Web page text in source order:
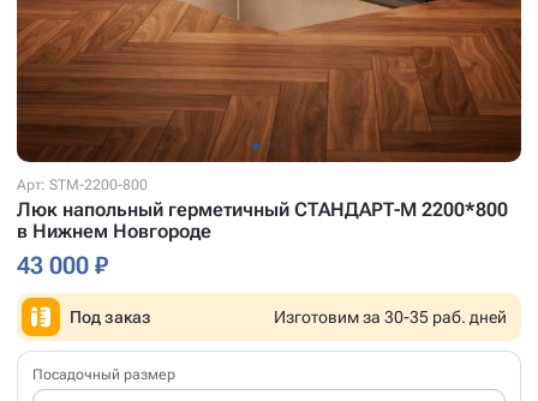
Арт: STM-2200-800
Люк напольный герметичный СТАНДАРТ-М 2200*800
в Нижнем Новгороде
43 000 ₽
Под заказ Изготовим за 30-35 раб. дней
Посадочный размер